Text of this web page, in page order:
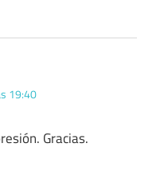
19:40
Gracias.